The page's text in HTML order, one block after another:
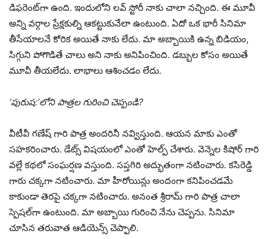
డిఫరెంట్‌గా ఉంది. ఇందులోని లవ్ స్టోరీ నాకు చాలా నచ్చింది. ఈ మూవీ
అన్ని వర్గాల ప్రేక్షకుల్ని ఆకట్టుకునేలా ఉంటుంది. ఏదో ఒక భారీ సినిమా
తీసేయాలనే కోరిక అయితే నాకు లేదు. మా అబ్బాయికి ఉన్న బిడియం,
సిగ్గుని పోగొడితే చాలు అని నాకు అనిపించింది. డబ్బుల కోసం అయితే
మూవీ తీయలేదు. లాభాలు ఆశించడం లేదు.
‘పురుష:’లోని పాత్రల గురించి చెప్పండి?
వీటీవీ గణేష్ గారి పాత్ర అందరినీ నవ్విస్తుంది. ఆయన మాకు ఎంతో
సహకరించారు. డేట్స్ విషయంలో ఎంతో హెల్ప్ చేశారు. వెన్నెల కిషోర్ గారి
వల్లే కథలో సంఘర్షణ వస్తుంది. సప్తగిరి అద్భుతంగా నటించారు. కసిరెడ్డి
గారు చక్కగా నటించారు. మా హీరోయిన్లు అందంగా కనిపించడమే
కాకుండా తెరపై చక్కగా నటించారు. అనంత శ్రీరామ్ గారి పాత్ర చాలా
స్పెషల్‌గా ఉంటుంది. మా అబ్బాయి గురించి నేను చెప్పను. సినిమా
చూసిన తరువాత ఆడియెన్స్ చెప్పాలి.